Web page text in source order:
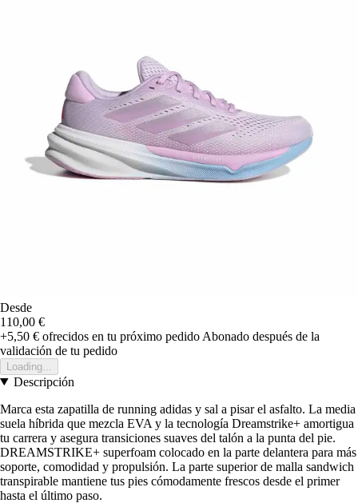
Desde
110,00 €
+5,50 € ofrecidos en tu próximo pedido Abonado después de la
validación de tu pedido
Loading...
Descripción
Marca esta zapatilla de running adidas y sal a pisar el asfalto. La media
suela híbrida que mezcla EVA y la tecnología Dreamstrike+ amortigua
tu carrera y asegura transiciones suaves del talón a la punta del pie.
DREAMSTRIKE+ superfoam colocado en la parte delantera para más
soporte, comodidad y propulsión. La parte superior de malla sandwich
transpirable mantiene tus pies cómodamente frescos desde el primer
hasta el último paso.